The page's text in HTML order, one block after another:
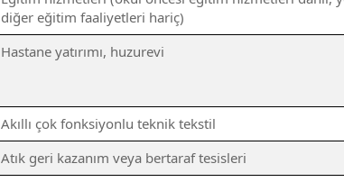
diğer eğitim faaliyetleri hariç)
Hastane yatırımı, huzurevi
Akıllı çok fonksiyonlu teknik tekstil
Atık geri kazanım veya bertaraf tesisleri